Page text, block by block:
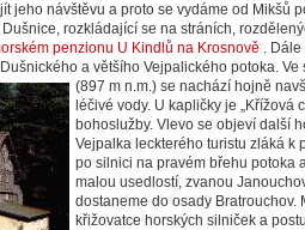
jeho návštěvu a proto se vydáme od Mikšů
rozkládající se na stráních,
penzionu U Kindlů na Krosnově . Dále
a většího Vejpalického potoka.
(897 m n.m.) se nachází hojně
léčivé vody. U kapličky je „Křížová
bohoslužby. Vlevo se objeví další
Vejpalka leckterého turistu zláká k
po silnici na pravém břehu potoka
malou usedlostí, zvanou
dostaneme do osady
křižovatce horských silniček a